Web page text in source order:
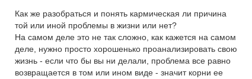
Как же разобраться и понять кармическая ли причина
той или иной проблемы в жизни или нет?
На самом деле это не так сложно, как кажется на самом
деле, нужно просто хорошенько проанализировать свою
жизнь - если что бы вы ни делали, проблема все равно
возвращается в том или ином виде - значит корни ее